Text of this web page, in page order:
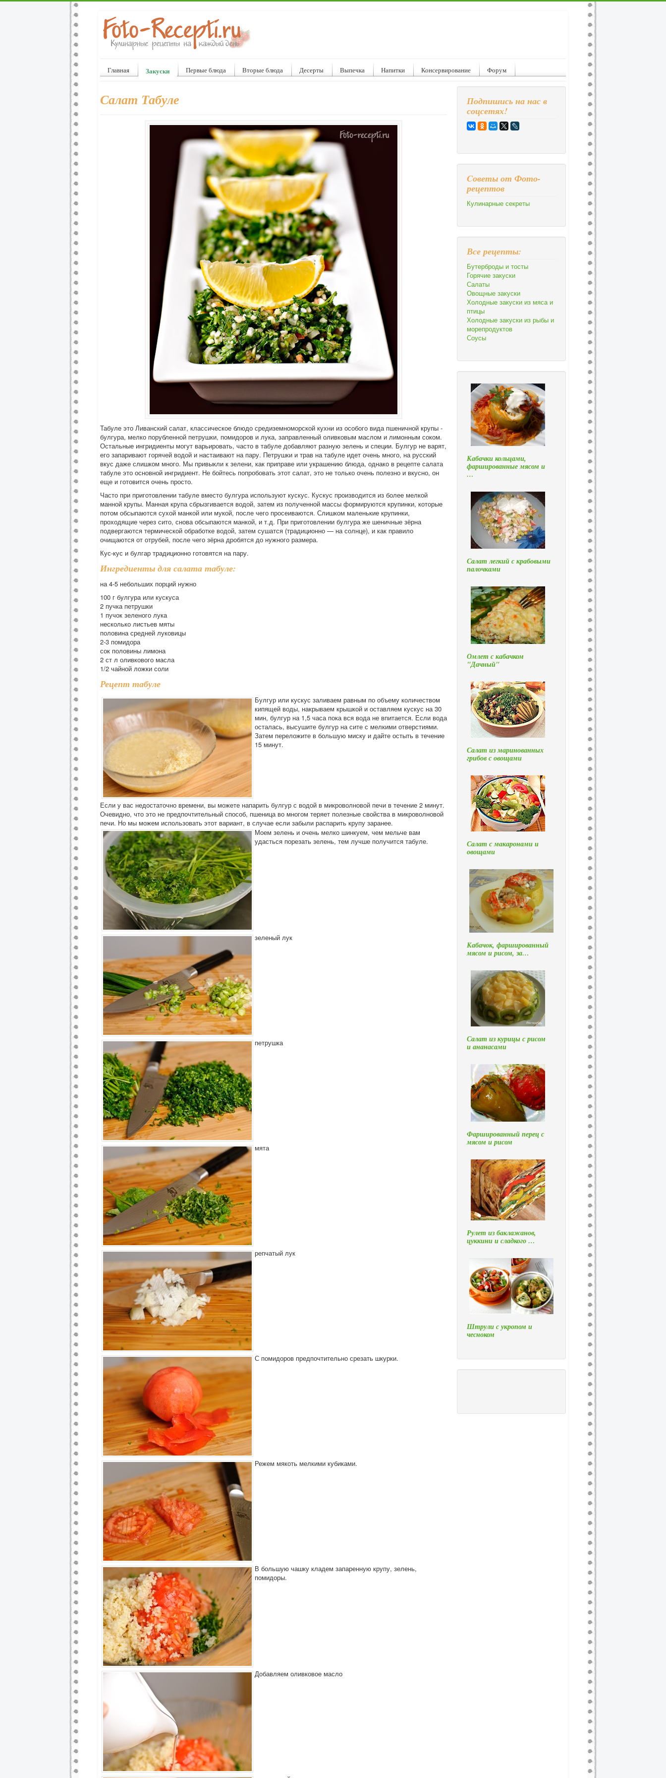
Главная Закуски Первые блюда Вторые блюда Десерты Выпечка Напитки Консервирование Форум
Салат Табуле
Табуле это Ливанский салат, классическое блюдо средиземноморской кухни из особого вида пшеничной крупы -
булгура, мелко порубленной петрушки, помидоров и лука, заправленный оливковым маслом и лимонным соком.
Остальные ингридиенты могут варьировать, часто в табуле добавляют разную зелень и специи. Булгур не варят,
его запаривают горячей водой и настаивают на пару. Петрушки и трав на табуле идет очень много, на русский
вкус даже слишком много. Мы привыкли к зелени, как приправе или украшению блюда, однако в рецепте салата
табуле это основной ингридиент. Не бойтесь попробовать этот салат, это не только очень полезно и вкусно, он
еще и готовится очень просто.
Часто при приготовлении табуле вместо булгура используют кускус. Кускус производится из более мелкой
манной крупы. Манная крупа сбрызгивается водой, затем из полученной массы формируются крупинки, которые
потом обсыпаются сухой манкой или мукой, после чего просеиваются. Слишком маленькие крупинки,
проходящие через сито, снова обсыпаются манкой, и т.д. При приготовлении булгура же шеничные зёрна
подвергаются термической обработке водой, затем сушатся (традиционно — на солнце), и как правило
очищаются от отрубей, после чего зёрна дробятся до нужного размера.
Кус-кус и булгар традиционно готовятся на пару.
Ингредиенты для салата табуле:
на 4-5 небольших порций нужно
100 г булгура или кускуса
2 пучка петрушки
1 пучок зеленого лука
несколько листьев мяты
половина средней луковицы
2-3 помидора
сок половины лимона
2 ст л оливкового масла
1/2 чайной ложки соли
Рецепт табуле
Булгур или кускус заливаем равным по объему количеством
кипящей воды, накрываем крышкой и оставляем кускус на 30
мин, булгур на 1,5 часа пока вся вода не впитается. Если вода
осталась, высушите булгур на сите с мелкими отверстиями.
Затем переложите в большую миску и дайте остыть в течение
15 минут.
Если у вас недостаточно времени, вы можете напарить булгур с водой в микроволновой печи в течение 2 минут.
Очевидно, что это не предпочтительный способ, пшеница во многом теряет полезные свойства в микроволновой
печи. Но мы можем использовать этот вариант, в случае если забыли распарить крупу заранее.
Моем зелень и очень мелко шинкуем, чем мельче вам
удасться порезать зелень, тем лучше получится табуле.
зеленый лук
петрушка
мята
репчатый лук
С помидоров предпочтительно срезать шкурки.
Режем мякоть мелкими кубиками.
В большую чашку кладем запаренную крупу, зелень,
помидоры.
Добавляем оливковое масло
Подпишись на нас в
соцсетях!
Cоветы от Фото-
рецептов
Кулинарные секреты
Все рецепты:
Бутерброды и тосты
Горячие закуски
Салаты
Овощные закуски
Холодные закуски из мяса и
птицы
Холодные закуски из рыбы и
морепродуктов
Соусы
Кабачки кольцами,
фаршированные мясом и
…
Салат легкий с крабовыми
палочками
Омлет с кабачком
"Дачный"
Салат из маринованных
грибов с овощами
Салат с макаронами и
овощами
Кабачок, фаршированный
мясом и рисом, за…
Салат из курицы с рисом
и ананасами
Фаршированный перец с
мясом и рисом
Рулет из баклажанов,
цуккини и сладкого …
Штрули с укропом и
чесноком